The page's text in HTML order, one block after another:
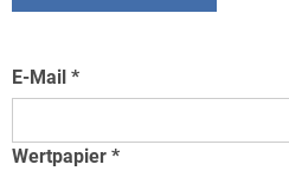
E-Mail
Wertpapier